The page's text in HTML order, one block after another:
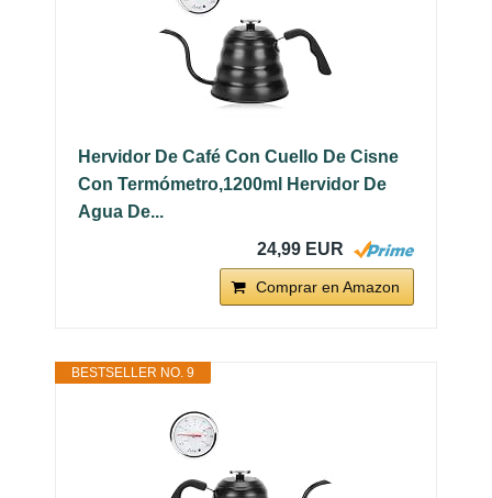
Hervidor De Café Con Cuello De Cisne
Con Termómetro,1200ml Hervidor De
Agua De...
24,99 EUR
Comprar en Amazon
BESTSELLER NO. 9